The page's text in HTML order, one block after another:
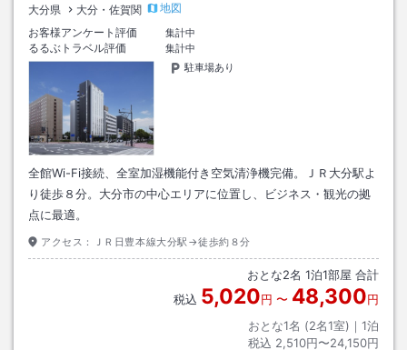
大分県 大分・佐賀関
地図
お客様アンケート評価
集計中
るるぶトラベル評価
集計中
駐車場あり
全館Wi-Fi接続、全室加湿機能付き空気清浄機完備。ＪＲ大分駅よ
り徒歩８分。大分市の中心エリアに位置し、ビジネス・観光の拠
点に最適。
アクセス： ＪＲ日豊本線大分駅→徒歩約８分
おとな2名 1泊1部屋 合計
税込 5,020円 〜 48,300円
おとな1名 (2名1室)｜ 1泊
税込 2,510円〜24,150円